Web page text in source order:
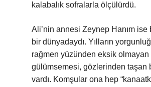
kalabalık sofralarla ölçülürdü.
Ali’nin annesi Zeynep Hanım ise
bir dünyadaydı. Yılların
rağmen yüzünden eksik olmayan
gülümsemesi, gözlerinden taşan
vardı. Komşular ona hep